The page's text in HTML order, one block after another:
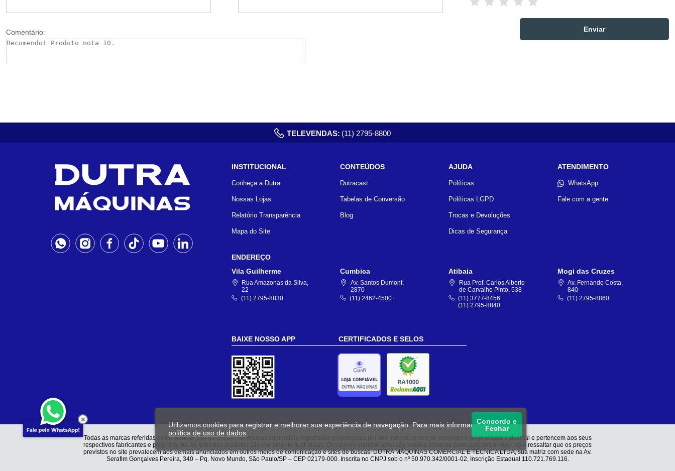
Comentário:
TELEVENDAS: (11) 2795-8800
INSTITUCIONAL
Conheça a Dutra
Nossas Lojas
Relatório Transparência
Mapa do Site
CONTEÚDOS
Dutracast
Tabelas de Conversão
Blog
AJUDA
Políticas
Políticas LGPD
Trocas e Devoluções
Dicas de Segurança
ATENDIMENTO
WhatsApp
Fale com a gente
ENDEREÇO
Vila Guilherme
Rua Amazonas da Silva,
22
(11) 2795-8830
Cumbica
Av. Santos Dumont,
2870
(11) 2462-4500
Atibaia
Rua Prof. Carlos Alberto
de Carvalho Pinto, 538
(11) 3777-8456
(11) 2795-8840
Mogi das Cruzes
Av. Fernando Costa,
840
(11) 2795-8860
BAIXE NOSSO APP CERTIFICADOS E SELOS
Todas as marcas referidas neste website são ou podem ser marcas comerciais registradas e protegidas por leis internacionais de copyright e propriedade industrial e pertencem aos seus
respectivos fabricantes e proprietários. As fotos dos produtos são meramente ilustrativas. Os valores mencionados são validos somente para compras on-line, vale ressaltar que os preços
previstos no site prevalecem aos demais anunciados em outros meios de comunicação e sites de buscas. DUTRA MÁQUINAS COMERCIAL E TÉCNICA LTDA, sua matriz com sede na Av.
Serafim Gonçalves Pereira, 340 – Pq. Novo Mundo, São Paulo/SP – CEP 02179-000. Inscrita no CNPJ sob o nº 50.970.342/0001-02, Inscrição Estadual 110.721.769.116.
Utilizamos cookies para registrar e melhorar sua experiência de navegação. Para mais informações, acesse
política de uso de dados
Concordo e
Fechar